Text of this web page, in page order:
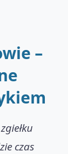
–
czas